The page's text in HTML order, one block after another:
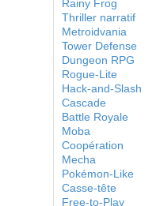
Rainy Frog
Thriller narratif
Metroidvania
Tower Defense
Dungeon RPG
Rogue-Lite
Hack-and-Slash
Cascade
Battle Royale
Moba
Coopération
Mecha
Pokémon-Like
Casse-tête
Free-to-Play